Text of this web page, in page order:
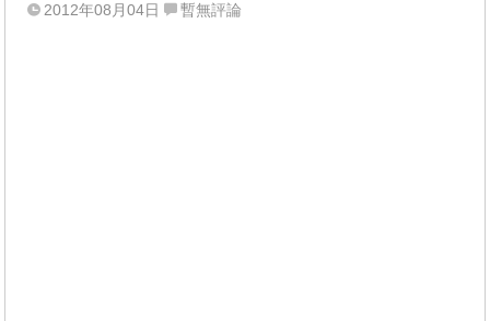
2012年08月04日 暫無評論